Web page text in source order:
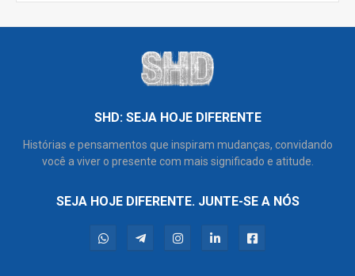
SHD: SEJA HOJE DIFERENTE
Histórias e pensamentos que inspiram mudanças, convidando
você a viver o presente com mais significado e atitude.
SEJA HOJE DIFERENTE. JUNTE-SE A NÓS